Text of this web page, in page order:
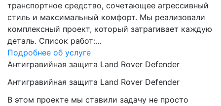
транспортное средство, сочетающее агрессивный
стиль и максимальный комфорт. Мы реализовали
комплексный проект, который затрагивает каждую
деталь. Список работ:…
Подробнее об услуге
Антигравийная защита Land Rover Defender
Антигравийная защита Land Rover Defender
В этом проекте мы ставили задачу не просто